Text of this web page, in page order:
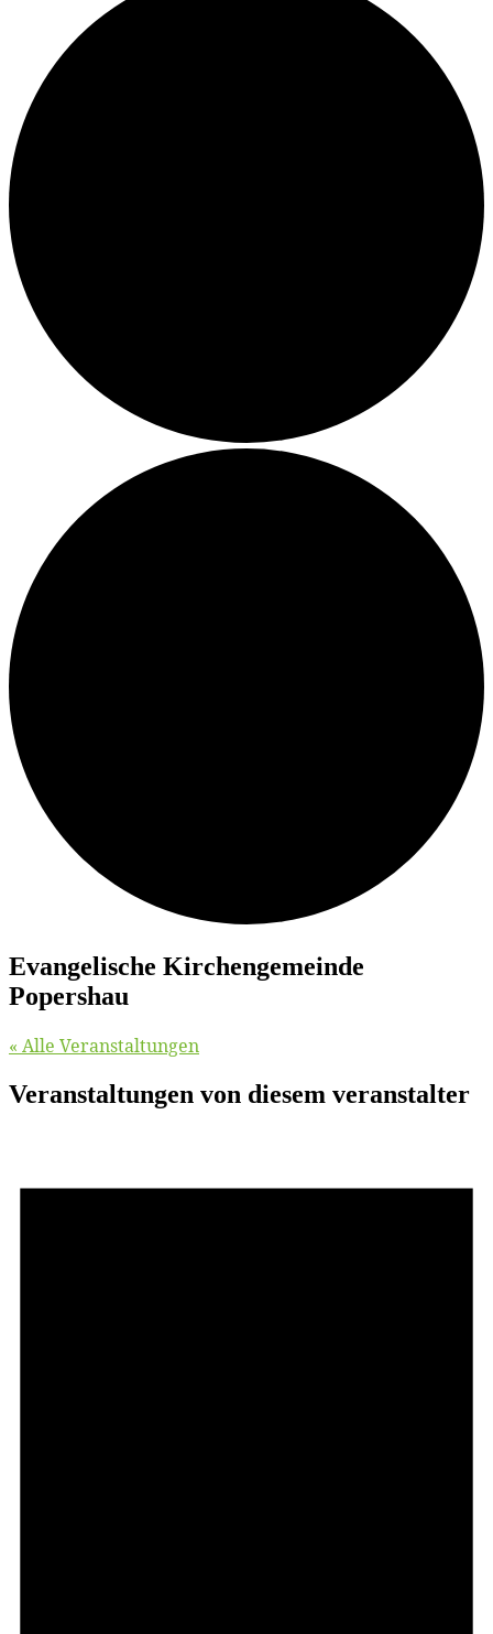
Evan­ge­li­sche Kir­chen­ge­mein­de
Popershau
« Alle Veranstaltungen
Veranstaltungen von diesem veranstalter